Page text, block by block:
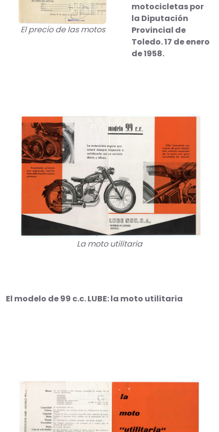
El precio de las motos
motocicletas por
la Diputación
Provincial de
Toledo. 17 de enero
de 1958.
La moto utilitaria
El modelo de 99 c.c. LUBE: la moto utilitaria